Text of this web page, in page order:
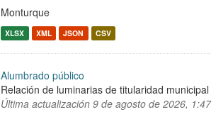
Monturque
XLSX XML JSON CSV
Alumbrado público
Relación de luminarias de titularidad
Última actualización 9 de agosto de 2026,